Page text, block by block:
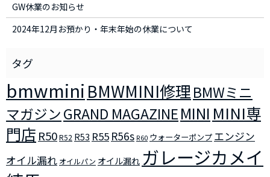
GW休業のお知らせ
2024年12月お預かり・年末年始の休業について
bmwmini BMWMINI修理BMWミニ
マガジンGRAND MAGAZINEMINI MINI専
門店 R50R52 R53 R55 R56s R60 ウォーターポンプ エンジン
オイル漏れ オイルパン オイル漏れ ガレージカメイ